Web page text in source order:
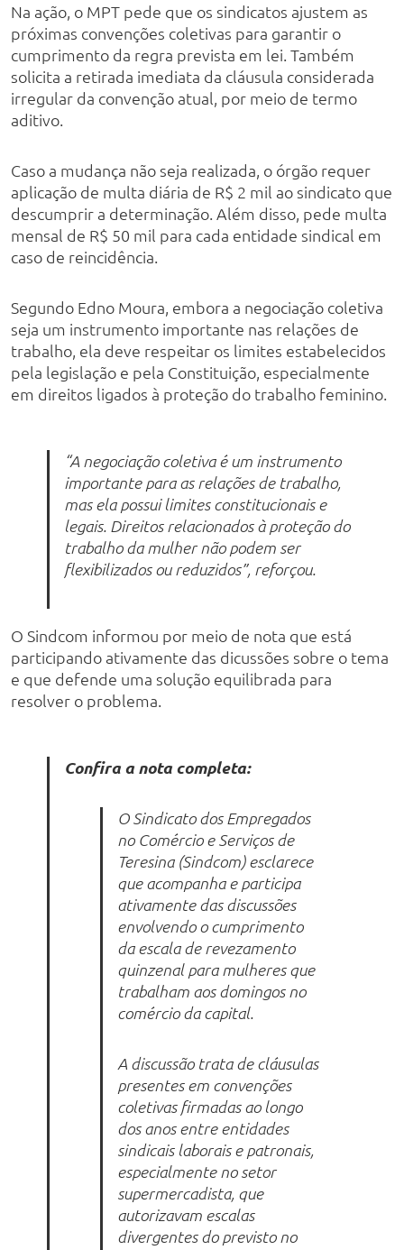
Na ação, o MPT pede que os sindicatos ajustem as
próximas convenções coletivas para garantir o
cumprimento da regra prevista em lei. Também
solicita a retirada imediata da cláusula considerada
irregular da convenção atual, por meio de termo
aditivo.
Caso a mudança não seja realizada, o órgão requer
aplicação de multa diária de R$ 2 mil ao sindicato que
descumprir a determinação. Além disso, pede multa
mensal de R$ 50 mil para cada entidade sindical em
caso de reincidência.
Segundo Edno Moura, embora a negociação coletiva
seja um instrumento importante nas relações de
trabalho, ela deve respeitar os limites estabelecidos
pela legislação e pela Constituição, especialmente
em direitos ligados à proteção do trabalho feminino.
“A negociação coletiva é um instrumento
importante para as relações de trabalho,
mas ela possui limites constitucionais e
legais. Direitos relacionados à proteção do
trabalho da mulher não podem ser
flexibilizados ou reduzidos”, reforçou.
O Sindcom informou por meio de nota que está
participando ativamente das dicussões sobre o tema
e que defende uma solução equilibrada para
resolver o problema.
Confira a nota completa:
O Sindicato dos Empregados
no Comércio e Serviços de
Teresina (Sindcom) esclarece
que acompanha e participa
ativamente das discussões
envolvendo o cumprimento
da escala de revezamento
quinzenal para mulheres que
trabalham aos domingos no
comércio da capital.
A discussão trata de cláusulas
presentes em convenções
coletivas firmadas ao longo
dos anos entre entidades
sindicais laborais e patronais,
especialmente no setor
supermercadista, que
autorizavam escalas
divergentes do previsto no